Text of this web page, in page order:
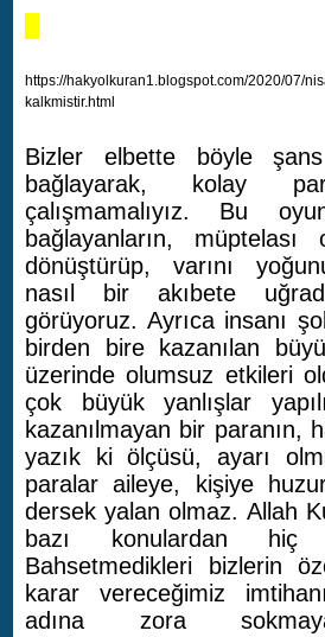
https://hakyolkuran1.blogspot.com/2020/07/
kalkmistir.html
Bizler elbette böyle
bağlayarak, kolay
çalışmamalıyız. Bu
bağlayanların,
dönüştürüp, varını
nasıl bir akıbete
görüyoruz. Ayrıca insanı
birden bire kazanılan
üzerinde olumsuz etkileri
çok büyük yanlışlar
kazanılmayan bir paranın,
yazık ki ölçüsü, ayarı
paralar aileye, kişiye
dersek yalan olmaz. Allah
bazı konulardan hiç
Bahsetmedikleri bizlerin
karar vereceğimiz
adına zora